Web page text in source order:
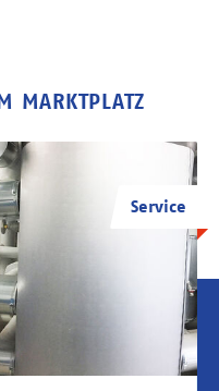
MARKTPLATZ
Service